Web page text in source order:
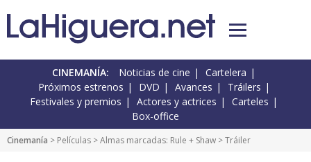
CINEMANÍA: Noticias de cine
Cartelera
Próximos estrenos
DVD Avances
Tráilers
Festivales y premios
Actores y actrices
Carteles
Box-office
Cinemanía > Películas >Almas marcadas: Rule + Shaw > Tráiler